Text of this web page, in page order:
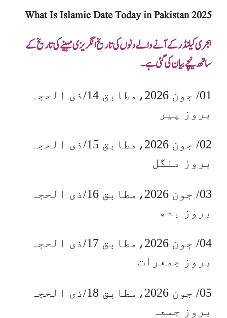
What Is Islamic Date Today in Pakistan 2025
ہجری کیلنڈرکے آنے والے دنوں کی تاریخ انگریزی مہینے کی تاریخ کے
ساتھ نیچے بیان کی گئی ہے۔
01/ جون 2026،مطابق 14/ذی الحجہ
بروز پیر
02/ جون 2026،مطابق 15/ذی الحجہ
بروز منگل
03/ جون 2026،مطابق 16/ذی الحجہ
بروز بدھ
04/ جون 2026،مطابق 17/ذی الحجہ
بروز جمعرات
05/ جون 2026،مطابق 18/ذی الحجہ
بروز جمعہ